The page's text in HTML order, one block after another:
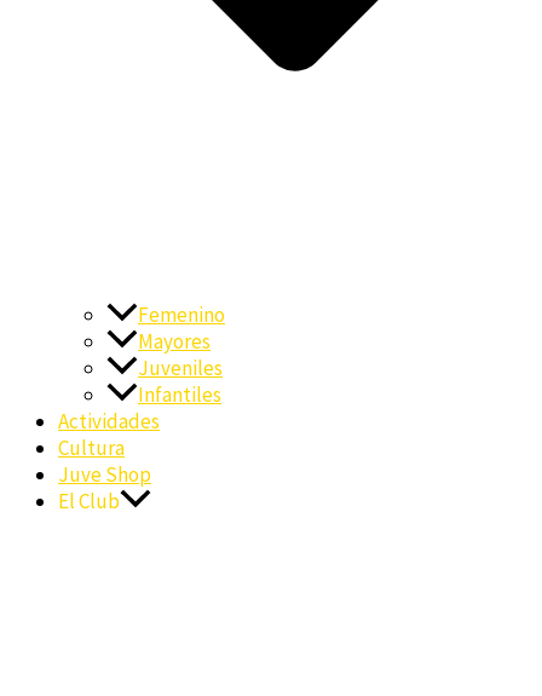
Femenino
Mayores
Juveniles
Infantiles
Actividades
Cultura
Juve Shop
El Club